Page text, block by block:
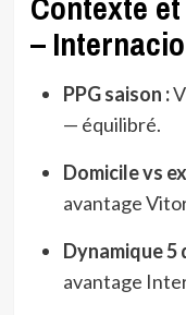
–
PPG saison :
— équilibré.
Domicile vs
avantage
Dynamique 5
avantage